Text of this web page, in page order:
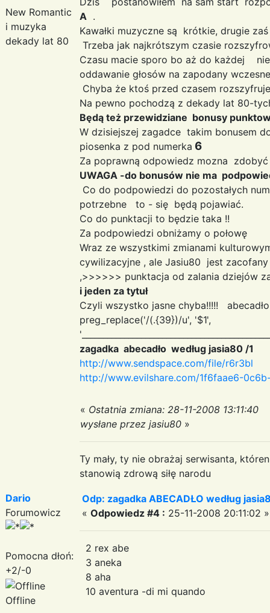
New Romantic
i muzyka
dekady lat 80
A .
Kawałki muzyczne są krótkie, drugie
Trzeba jak najkrótszym czasie
Czasu macie sporo bo aż do każdej
oddawanie głosów na zapodany
Chyba że ktoś przed czasem
Na pewno pochodzą z dekady lat 80-
Będą też przewidziane bonusy
W dzisiejszej zagadce takim bonusem
piosenka z pod numerka 6
Za poprawną odpowiedz mozna
UWAGA -do bonusów nie ma
Co do podpowiedzi do pozostałych
potrzebne to - się będą pojawiać.
Co do punktacji to będzie taka !!
Za podpowiedzi obniżamy o połowę
Wraz ze wszystkimi zmianami
cywilizacyjne , ale Jasiu80 jest
,>>>>>> punktacja od zalania dziejów
i jeden za tytuł
Czyli wszystko jasne chyba!!!!!
preg_replace('/(.{39})/u', '$1',
zagadka abecadło według jasia80 /1
http://www.sendspace.com/file/r6r3bl
http://www.evilshare.com/1f6faae6-
« Ostatnia zmiana: 28-11-2008 13:11:40
wysłane przez jasiu80 »
Ty mały, ty nie obrażaj serwisanta,
stanowią zdrową siłę narodu
Dario
Forumowicz
Pomocna dłoń:
+2/-0
Offline
Odp: zagadka ABECADŁO według
« Odpowiedz #4 : 25-11-2008 20:11:02 »
2 rex abe
3 aneka
8 aha
10 aventura -di mi quando